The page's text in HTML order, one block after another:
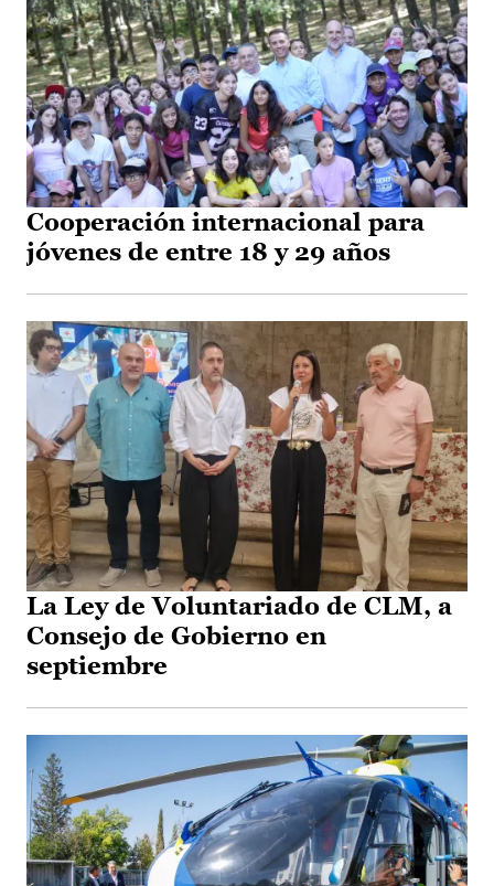
Cooperación internacional para
jóvenes de entre 18 y 29 años
La Ley de Voluntariado de CLM, a
Consejo de Gobierno en
septiembre